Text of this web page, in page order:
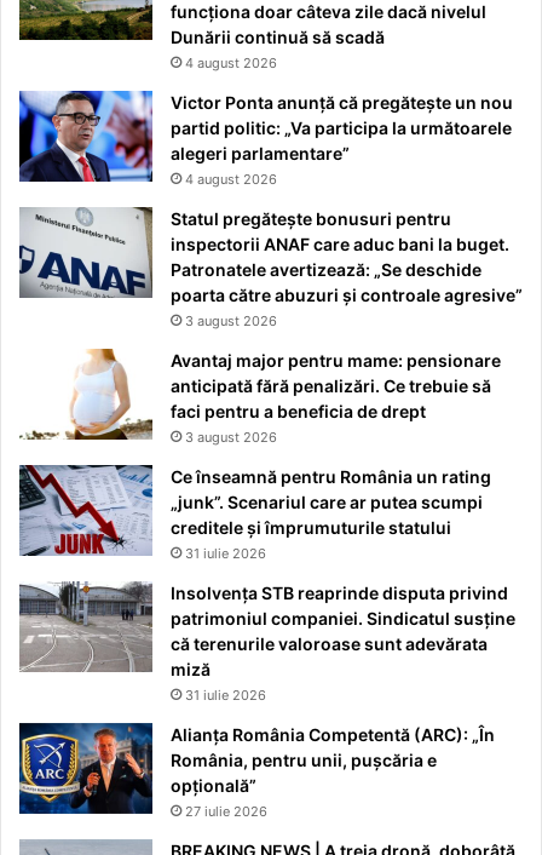
funcționa doar câteva zile dacă nivelul
Dunării continuă să scadă
4 august 2026
Victor Ponta anunță că pregătește un nou
partid politic: „Va participa la următoarele
alegeri parlamentare”
4 august 2026
Statul pregătește bonusuri pentru
inspectorii ANAF care aduc bani la buget.
Patronatele avertizează: „Se deschide
poarta către abuzuri și controale agresive”
3 august 2026
Avantaj major pentru mame: pensionare
anticipată fără penalizări. Ce trebuie să
faci pentru a beneficia de drept
3 august 2026
Ce înseamnă pentru România un rating
„junk”. Scenariul care ar putea scumpi
creditele și împrumuturile statului
31 iulie 2026
Insolvența STB reaprinde disputa privind
patrimoniul companiei. Sindicatul susține
că terenurile valoroase sunt adevărata
miză
31 iulie 2026
Alianța România Competentă (ARC): „În
România, pentru unii, pușcăria e
opțională”
27 iulie 2026